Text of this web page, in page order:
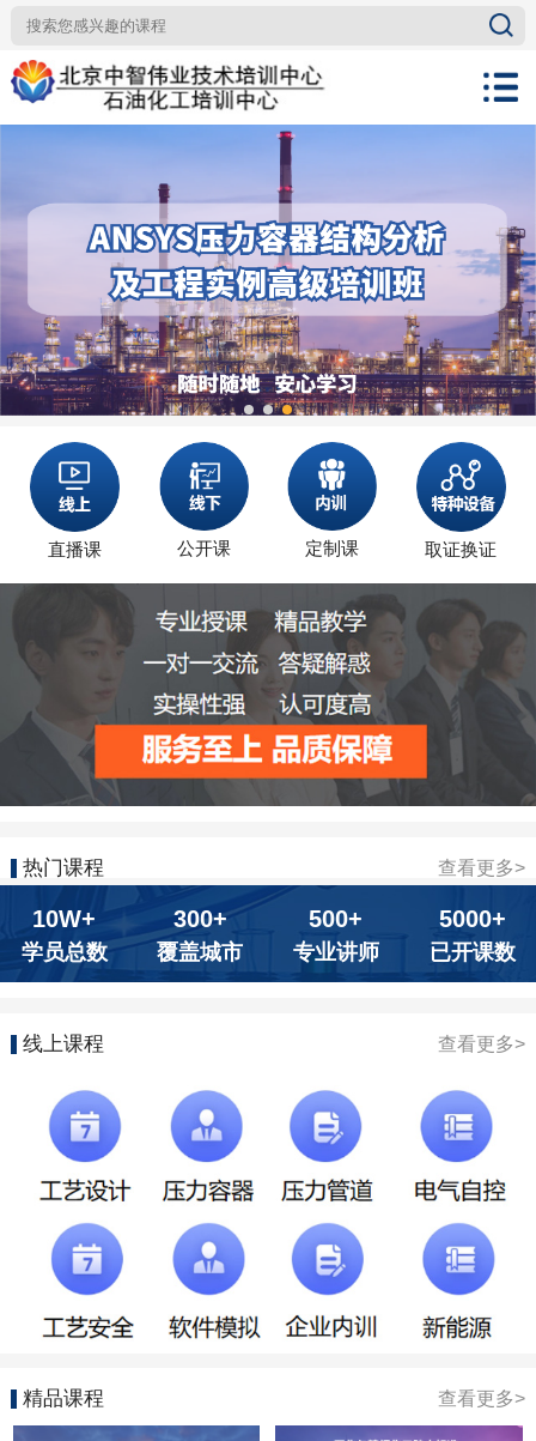
直播课 公开课 定制课 取证换证
热门课程 查看更多>
10W+
学员总数
300+
覆盖城市
500+
专业讲师
5000+
已开课数
线上课程 查看更多>
精品课程 查看更多>